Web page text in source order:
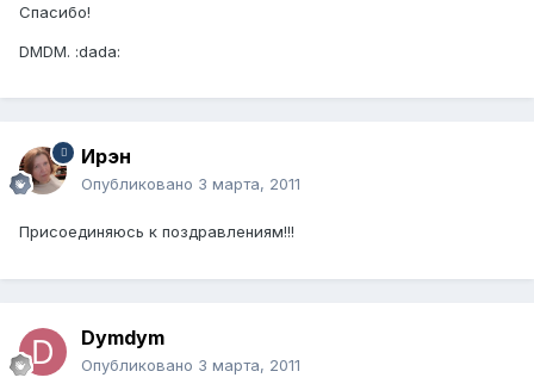
Спасибо!
DMDM. :dada:
Ирэн
Опубликовано 3 марта, 2011
Присоединяюсь к поздравлениям!!!
Dymdym
Опубликовано 3 марта, 2011